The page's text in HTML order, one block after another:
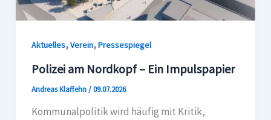
Aktuelles,Verein,Pressespiegel
Polizei am Nordkopf – Ein Impulspapier
Andreas Klaffehn/09.07.2026
Kommunalpolitik wird häufig mit Kritik,